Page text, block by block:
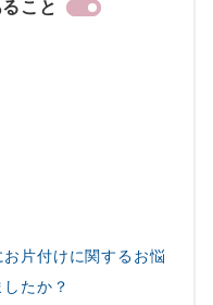
こと
片付けに関するお悩
たか？